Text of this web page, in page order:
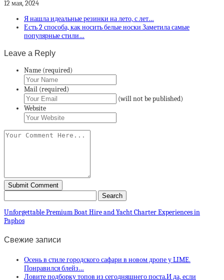
12 мая, 2024
Я нашла идеальные резинки на лето, с лет…
Есть 2 способа, как носить белые носки Заметила самые
популярные стили…
Leave a Reply
Name (required)
Mail (required)
(will not be published)
Website
Unforgettable Premium Boat Hire and Yacht Charter Experiences in
Paphos
Свежие записи
Осень в стиле городского сафари в новом дропе у LIME.
Понравился блейз…
Ловите подборку топов из сегодняшнего поста.И да, если